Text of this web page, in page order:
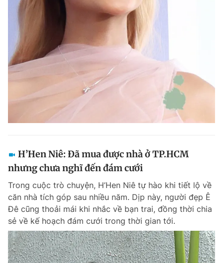
Phó tổng biên tập: Lâm Hiếu Dũng
Phó tổng biên tập: Trần Việt Hưng
Tổng thư ký tòa soạn: Đức Trung
Giấy phép xuất bản số 110/GP - BTTTT cấp ngày 24.3.2020
© 2003-2026 Bản quyền thuộc về Báo Thanh Niên. Cấm sao chép
dưới mọi hình thức nếu không có sự chấp thuận bằng văn bản.
Phát triển bởi ePi Technologies, JSC.
H’Hen Niê: Đã mua được nhà ở TP.HCM
nhưng chưa nghĩ đến đám cưới
Trong cuộc trò chuyện, H’Hen Niê tự hào khi tiết lộ về
căn nhà tích góp sau nhiều năm. Dịp này, người đẹp Ê
Đê cũng thoải mái khi nhắc về bạn trai, đồng thời chia
sẻ về kế hoạch đám cưới trong thời gian tới.